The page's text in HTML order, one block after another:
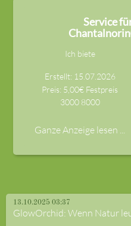
Service
Ich biete
Erstellt: 15.07.2026
Preis: 5,00€ Festpreis
3000 8000
Ganze Anzeige lesen ...
13.10.2025 03:37
GlowOrchid: Wenn Natur